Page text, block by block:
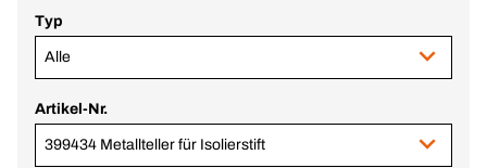
Typ
Alle
Artikel-Nr.
399434 Metallteller für Isolierstift